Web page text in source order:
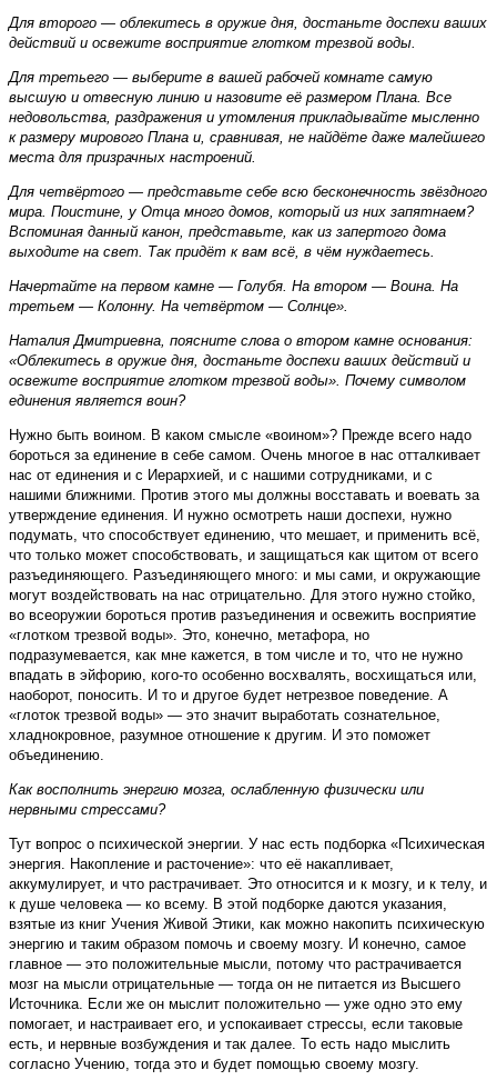
Для второго — облекитесь в оружие дня, достаньте доспехи ваших
действий и освежите восприятие глотком трезвой воды.
Для третьего — выберите в вашей рабочей комнате самую
высшую и отвесную линию и назовите её размером Плана. Все
недовольства, раздражения и утомления прикладывайте мысленно
к размеру мирового Плана и, сравнивая, не найдёте даже малейшего
места для призрачных настроений.
Для четвёртого — представьте себе всю бесконечность звёздного
мира. Поистине, у Отца много домов, который из них запятнаем?
Вспоминая данный канон, представьте, как из запертого дома
выходите на свет. Так придёт к вам всё, в чём нуждаетесь.
Начертайте на первом камне — Голубя. На втором — Воина. На
третьем — Колонну. На четвёртом — Солнце».
Наталия Дмитриевна, поясните слова о втором камне основания:
«Облекитесь в оружие дня, достаньте доспехи ваших действий и
освежите восприятие глотком трезвой воды». Почему символом
единения является воин?
Нужно быть воином. В каком смысле «воином»? Прежде всего надо
бороться за единение в себе самом. Очень многое в нас отталкивает
нас от единения и с Иерархией, и с нашими сотрудниками, и с
нашими ближними. Против этого мы должны восставать и воевать за
утверждение единения. И нужно осмотреть наши доспехи, нужно
подумать, что способствует единению, что мешает, и применить всё,
что только может способствовать, и защищаться как щитом от всего
разъединяющего. Разъединяющего много: и мы сами, и окружающие
могут воздействовать на нас отрицательно. Для этого нужно стойко,
во всеоружии бороться против разъединения и освежить восприятие
«глотком трезвой воды». Это, конечно, метафора, но
подразумевается, как мне кажется, в том числе и то, что не нужно
впадать в эйфорию, кого-то особенно восхвалять, восхищаться или,
наоборот, поносить. И то и другое будет нетрезвое поведение. А
«глоток трезвой воды» — это значит выработать сознательное,
хладнокровное, разумное отношение к другим. И это поможет
объединению.
Как восполнить энергию мозга, ослабленную физически или
нервными стрессами?
Тут вопрос о психической энергии. У нас есть подборка «Психическая
энергия. Накопление и расточение»: что её накапливает,
аккумулирует, и что растрачивает. Это относится и к мозгу, и к телу, и
к душе человека — ко всему. В этой подборке даются указания,
взятые из книг Учения Живой Этики, как можно накопить психическую
энергию и таким образом помочь и своему мозгу. И конечно, самое
главное — это положительные мысли, потому что растрачивается
мозг на мысли отрицательные — тогда он не питается из Высшего
Источника. Если же он мыслит положительно — уже одно это ему
помогает, и настраивает его, и успокаивает стрессы, если таковые
есть, и нервные возбуждения и так далее. То есть надо мыслить
согласно Учению, тогда это и будет помощью своему мозгу.